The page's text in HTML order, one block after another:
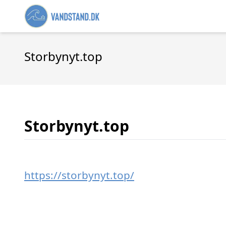
Storbynyt.top
Storbynyt.top
https://storbynyt.top/